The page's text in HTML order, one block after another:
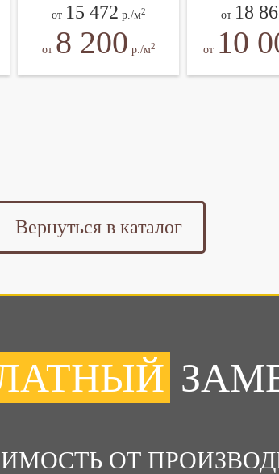
от 15 472 р./м2
от 8 200 р./м2
от 18
от 10
Вернуться в каталог
ОТ